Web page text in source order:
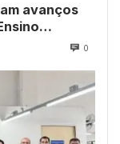
avanços
0